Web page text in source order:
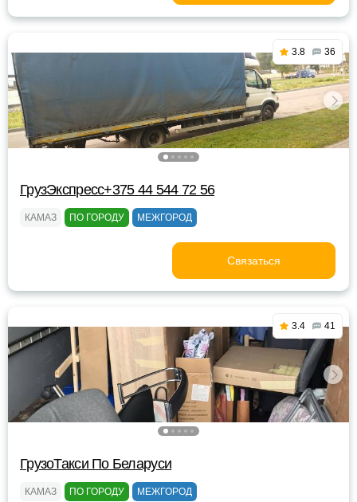
3.8 36
ГрузЭкспресс+375 44 544 72 56
КАМАЗ ПО ГОРОДУ МЕЖГОРОД
Связаться
3.4 41
ГрузоТакси По Беларуси
КАМАЗ ПО ГОРОДУ МЕЖГОРОД